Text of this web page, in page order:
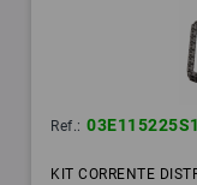
Ref.: 03E115225S1
KIT CORRENTE